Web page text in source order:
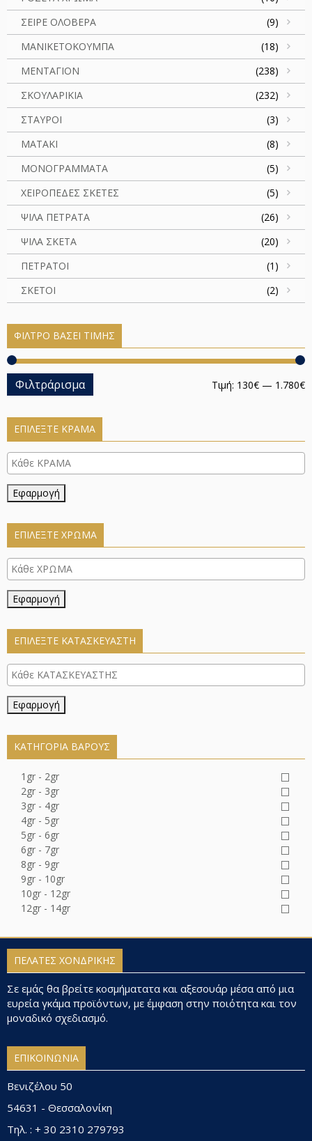
ΣΕΙΡΕ ΟΛΟΒΕΡΑ
(9)
ΜΑΝΙΚΕΤΟΚΟΥΜΠΑ
(18)
ΜΕΝΤΑΓΙΟΝ
(238)
ΣΚΟΥΛΑΡΙΚΙΑ
(232)
ΣΤΑΥΡΟΙ
(3)
ΜΑΤΑΚΙ
(8)
ΜΟΝΟΓΡΑΜΜΑΤΑ
(5)
ΧΕΙΡΟΠΕΔΕΣ ΣΚΕΤΕΣ
(5)
ΨΙΛΑ ΠΕΤΡΑΤΑ
(26)
ΨΙΛΑ ΣΚΕΤΑ
(20)
ΠΕΤΡΑΤΟΙ
(1)
ΣΚΕΤΟΙ
(2)
ΦΊΛΤΡΟ ΒΆΣΕΙ ΤΙΜΉΣ
Φιλτράρισμα Τιμή: 130€ — 1.780€
ΕΠΙΛΈΞΤΕ ΚΡΆΜΑ
Εφαρμογή
ΕΠΙΛΈΞΤΕ ΧΡΏΜΑ
Εφαρμογή
ΕΠΙΛΕΞΤΕ ΚΑΤΑΣΚΕΥΑΣΤΗ
Εφαρμογή
ΚΑΤΗΓΟΡΊΑ ΒΆΡΟΥΣ
1gr - 2gr
2gr - 3gr
3gr - 4gr
4gr - 5gr
5gr - 6gr
6gr - 7gr
8gr - 9gr
9gr - 10gr
10gr - 12gr
12gr - 14gr
ΠΕΛΑΤΕΣ ΧΟΝΔΡΙΚΗΣ
Σε εμάς θα βρείτε κοσμήματατα και αξεσουάρ μέσα από μια
ευρεία γκάμα προϊόντων, με έμφαση στην ποιότητα και τον
μοναδικό σχεδιασμό.
ΕΠΙΚΟΙΝΩΝΙΑ
Βενιζέλου 50
54631 - Θεσσαλονίκη
Τηλ. : + 30 2310 279793